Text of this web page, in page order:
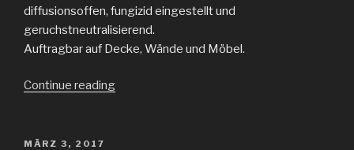
diffusionsoffen, fungizid eingestellt und
geruchstneutralisierend.
Auftragbar auf Decke, Wände und Möbel.
Continue reading„Kalk
POSTED
MÄRZ 3, 2017